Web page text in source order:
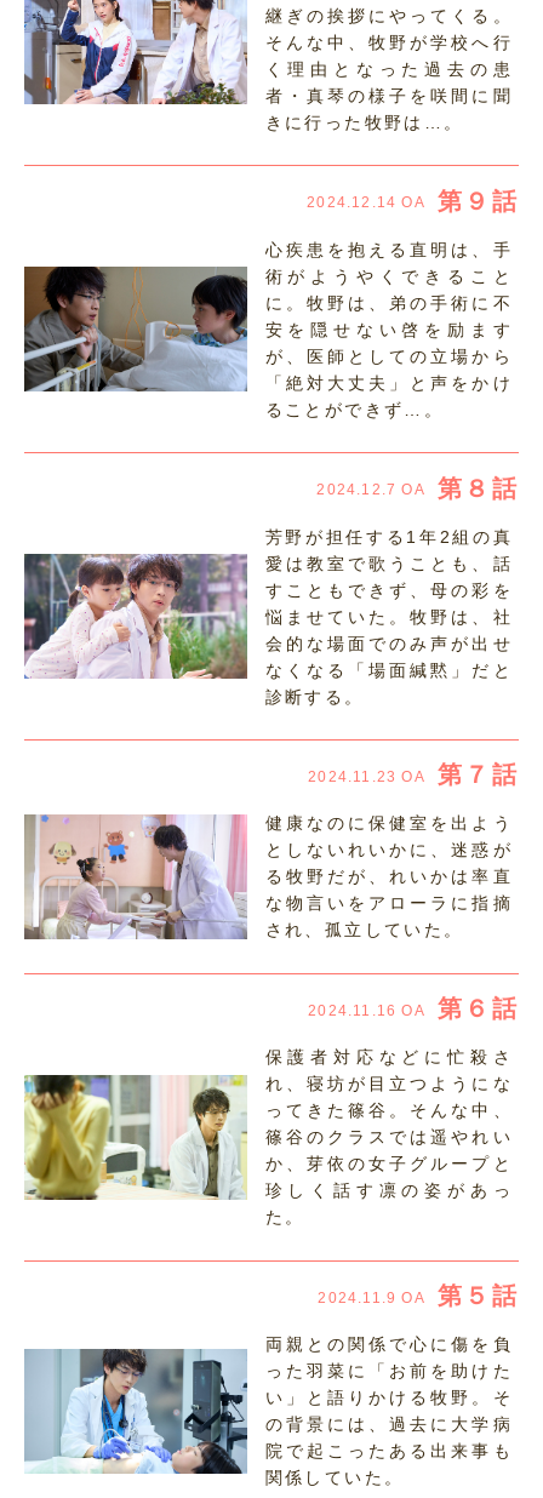
継ぎの挨拶にやってくる。
そんな中、牧野が学校へ行
く理由となった過去の患
者・真琴の様子を咲間に聞
きに行った牧野は…。
2024.12.14 OA 第９話
心疾患を抱える直明は、手
術がようやくできること
に。牧野は、弟の手術に不
安を隠せない啓を励ます
が、医師としての立場から
「絶対大丈夫」と声をかけ
ることができず…。
2024.12.7 OA 第８話
芳野が担任する1年2組の真
愛は教室で歌うことも、話
すこともできず、母の彩を
悩ませていた。牧野は、社
会的な場面でのみ声が出せ
なくなる「場面緘黙」だと
診断する。
2024.11.23 OA 第７話
健康なのに保健室を出よう
としないれいかに、迷惑が
る牧野だが、れいかは率直
な物言いをアローラに指摘
され、孤立していた。
2024.11.16 OA 第６話
保護者対応などに忙殺さ
れ、寝坊が目立つようにな
ってきた篠谷。そんな中、
篠谷のクラスでは遥やれい
か、芽依の女子グループと
珍しく話す凛の姿があっ
た。
2024.11.9 OA 第５話
両親との関係で心に傷を負
った羽菜に「お前を助けた
い」と語りかける牧野。そ
の背景には、過去に大学病
院で起こったある出来事も
関係していた。